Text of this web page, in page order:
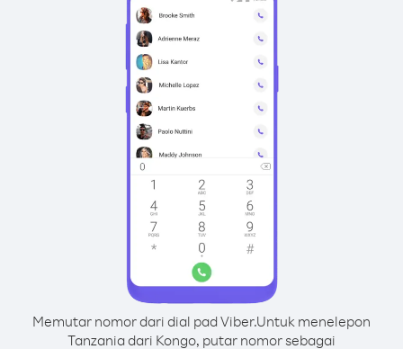
Memutar nomor dari dial pad Viber.Untuk menelepon
Tanzania dari Kongo, putar nomor sebagai